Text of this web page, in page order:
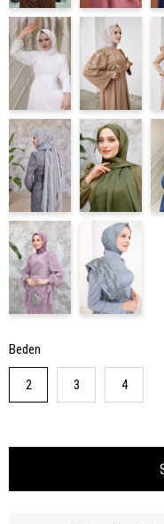
Beden
2 3 4